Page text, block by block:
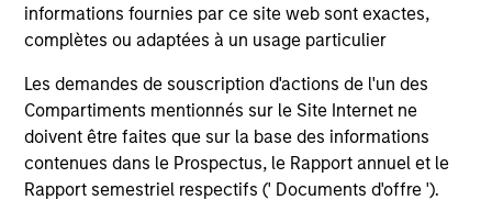
informations fournies par ce site web sont exactes,
complètes ou adaptées à un usage particulier
Les demandes de souscription d'actions de l'un des
Compartiments mentionnés sur le Site Internet ne
doivent être faites que sur la base des informations
contenues dans le Prospectus, le Rapport annuel et le
Rapport semestriel respectifs (' Documents d'offre ').
Investment solutions